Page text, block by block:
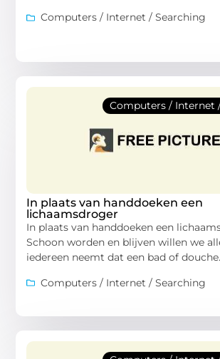
Computers / Internet / Searching
Computers / Internet
In plaats van handdoeken een
lichaamsdroger
In plaats van handdoeken een
Schoon worden en blijven willen we
iedereen neemt dat een bad of
Computers / Internet / Searching